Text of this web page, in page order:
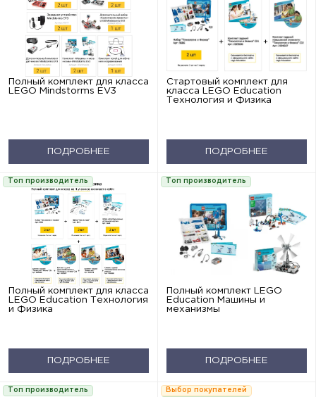
Полный комплект для класса
LEGO Mindstorms EV3
ПОДРОБНЕЕ
Стартовый комплект для
класса LEGO Education
Технология и Физика
ПОДРОБНЕЕ
Топ производитель
Полный комплект для класса
LEGO Education Технология
и Физика
ПОДРОБНЕЕ
Топ производитель
Полный комплект LEGO
Education Машины и
механизмы
ПОДРОБНЕЕ
Топ производитель
Выбор покупателей